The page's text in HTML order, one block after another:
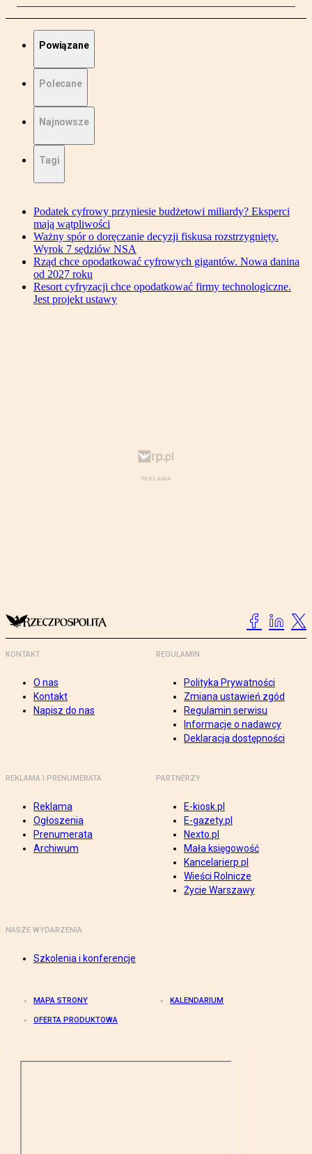
Powiązane
Polecane
Najnowsze
Tagi
Podatek cyfrowy przyniesie budżetowi miliardy? Eksperci
mają wątpliwości
Ważny spór o doręczanie decyzji fiskusa rozstrzygnięty.
Wyrok 7 sędziów NSA
Rząd chce opodatkować cyfrowych gigantów. Nowa danina
od 2027 roku
Resort cyfryzacji chce opodatkować firmy technologiczne.
Jest projekt ustawy
KONTAKT
O nas
Kontakt
Napisz do nas
REGULAMIN
Polityka Prywatności
Zmiana ustawień zgód
Regulamin serwisu
Informacje o nadawcy
Deklaracja dostępności
REKLAMA I PRENUMERATA
Reklama
Ogłoszenia
Prenumerata
Archiwum
PARTNERZY
E-kiosk.pl
E-gazety.pl
Nexto.pl
Mała księgowość
Kancelarierp.pl
Wieści Rolnicze
Życie Warszawy
NASZE WYDARZENIA
Szkolenia i konferencje
MAPA STRONY KALENDARIUM
OFERTA PRODUKTOWA